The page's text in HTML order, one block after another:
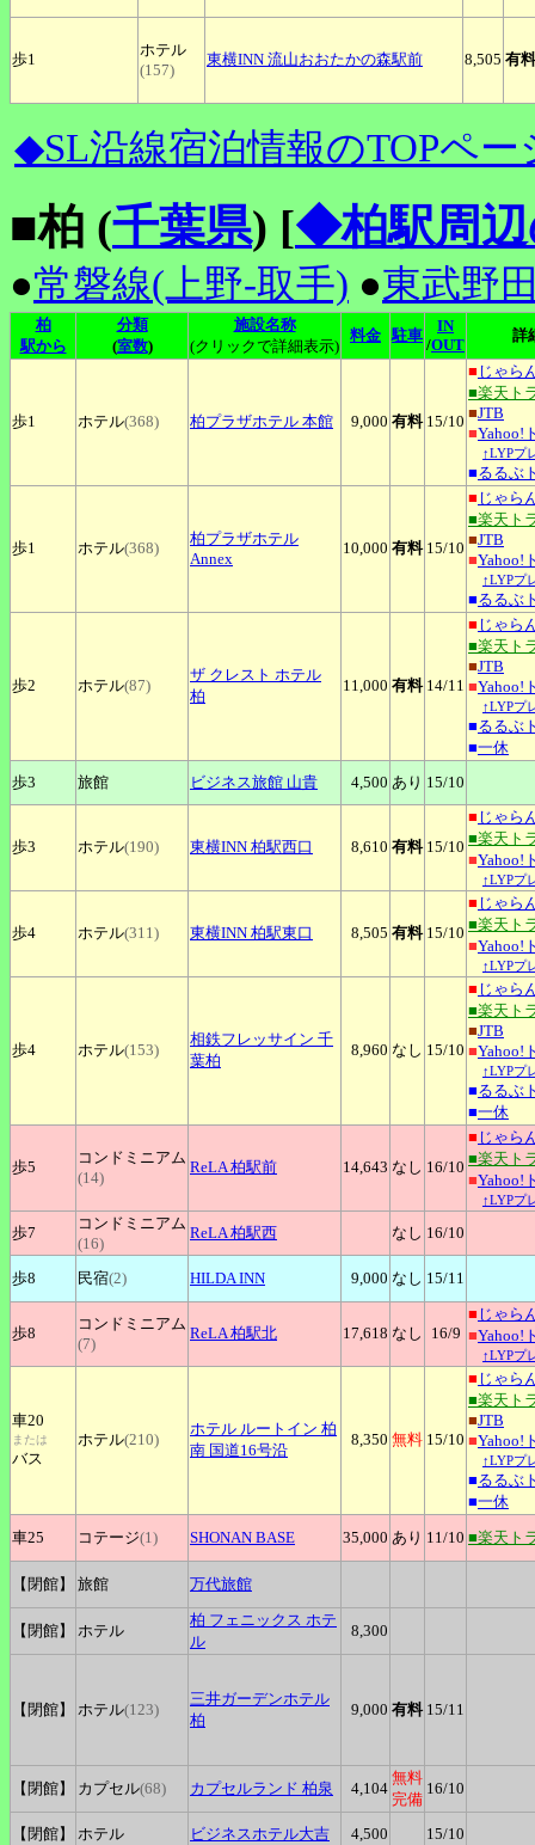
歩1
ホテル
(157)
東横INN 流山おおたかの森駅前 8,505 有料
◆SL沿線宿泊情報のTOPペー
■柏 (千葉県) [◆柏駅周辺
●常磐線(上野-取手) ●東武野
柏
駅から
分類
(室数)
施設名称
(クリックで詳細表示)
料金 駐車
IN
/OUT
詳
歩1 ホテル(368) 柏プラザホテル 本館 9,000 有料 15/10
■ じゃら
■楽天ト
■JTB
■Yahoo!
↑LYPプ
■るるぶ
歩1 ホテル(368)
柏プラザホテル
Annex
10,000 有料 15/10
■ じゃら
■楽天ト
■JTB
■Yahoo!
↑LYPプ
■るるぶ
歩2 ホテル(87)
ザ クレスト ホテル
柏
11,000 有料 14/11
■ じゃら
■楽天ト
■JTB
■Yahoo!
↑LYPプ
■るるぶ
■一休
歩3
旅館 ビジネス旅館 山貴 4,500 あり 15/10
歩3 ホテル(190) 東横INN 柏駅西口 8,610 有料 15/10
■ じゃら
■楽天ト
■Yahoo!
↑LYPプ
歩4 ホテル(311) 東横INN 柏駅東口 8,505 有料 15/10
■ じゃら
■楽天ト
■Yahoo!
↑LYPプ
歩4 ホテル(153)
相鉄フレッサイン 千
葉柏
8,960 なし 15/10
■ じゃら
■楽天ト
■JTB
■Yahoo!
↑LYPプ
■るるぶ
■一休
歩5
コンドミニアム
(14)
ReLA柏駅前 14,643 なし 16/10
■ じゃら
■楽天ト
■Yahoo!
↑LYPプ
歩7
コンドミニアム
(16)
ReLA柏駅西 なし 16/10
歩8 民宿(2) HILDAINN 9,000 なし 15/11
歩8
コンドミニアム
(7)
ReLA柏駅北 17,618 なし 16/9
■ じゃら
■Yahoo!
↑LYPプ
車20
または
バス
ホテル(210)
ホテル ルートイン 柏
南 国道16号沿
8,350 無料 15/10
■ じゃら
■楽天ト
■JTB
■Yahoo!
↑LYPプ
■るるぶ
■一休
車25
コテージ(1) SHONAN BASE 35,000 あり 11/10 ■楽天ト
【閉館】 旅館 万代旅館
【閉館】 ホテル
柏 フェニックス ホテ
ル
8,300
【閉館】 ホテル(123)
三井ガーデンホテル
柏
9,000 有料 15/11
【閉館】 カプセル(68) カプセルランド 柏泉 4,104
無料
完備
16/10
【閉館】 ホテル ビジネスホテル大吉 4,500 15/10